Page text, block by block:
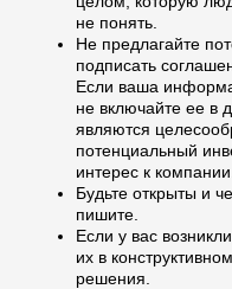
не понять.
Не предлагайте
подписать
Если ваша
не включайте ее в
являются
потенциальный
интерес к компании.
Будьте открыты и
пишите.
Если у вас
их в
решения.